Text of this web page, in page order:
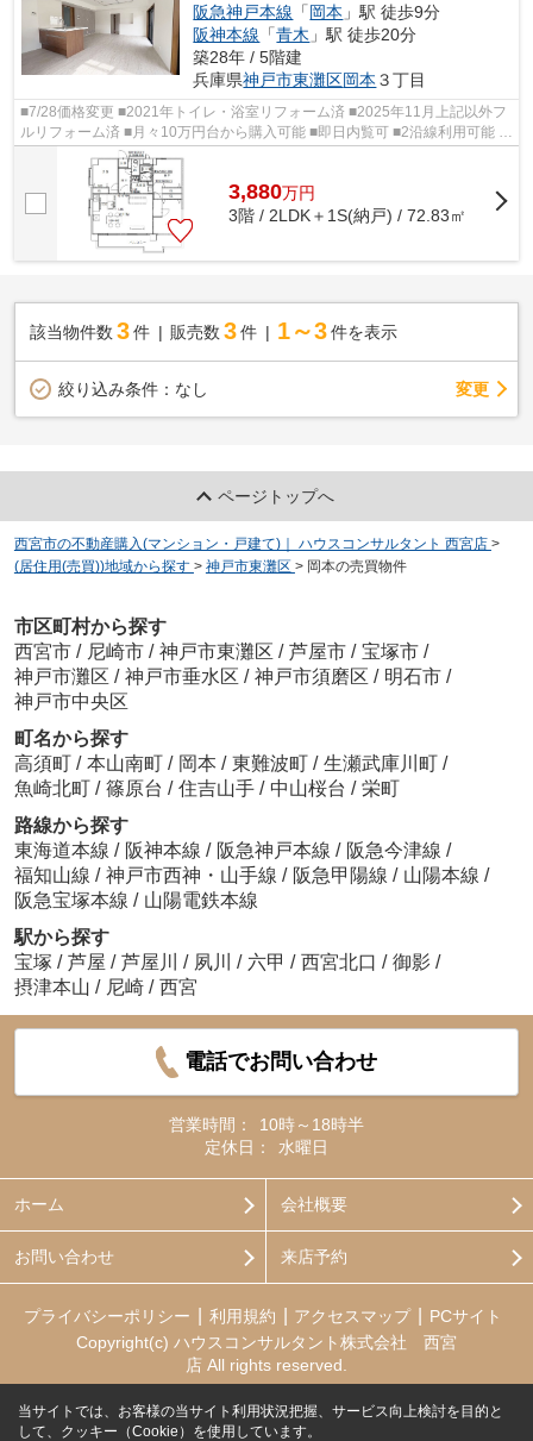
阪急神戸本線 「岡本 」駅 徒歩9分
阪神本線 「青木 」駅 徒歩20分
築28年 / 5階建
兵庫県神戸市東灘区岡本 ３丁目
■7/28価格変更 ■2021年トイレ・浴室リフォーム済 ■2025年11月上記以外フ
ルリフォーム済 ■月々10万円台から購入可能 ■即日内覧可 ■2沿線利用可能 ■
角住戸、バルコニー南東向き、陽当...
3,880万円
3階 / 2LDK＋1S(納戸) / 72.83㎡
該当物件数 3件 販売数 3 件 1～3 件を表示
絞り込み条件： なし 変更
ページトップへ
西宮市の不動産購入(マンション・戸建て)｜ ハウスコンサルタント 西宮店 >
(居住用(売買))地域から探す > 神戸市東灘区 > 岡本の売買物件
市区町村から探す
西宮市 / 尼崎市 / 神戸市東灘区 / 芦屋市 / 宝塚市 /
神戸市灘区 / 神戸市垂水区 / 神戸市須磨区 / 明石市 /
神戸市中央区
町名から探す
高須町 / 本山南町 / 岡本 / 東難波町 / 生瀬武庫川町 /
魚崎北町 / 篠原台 / 住吉山手 / 中山桜台 / 栄町
路線から探す
東海道本線 / 阪神本線 / 阪急神戸本線 / 阪急今津線 /
福知山線 / 神戸市西神・山手線 / 阪急甲陽線 / 山陽本線 /
阪急宝塚本線 / 山陽電鉄本線
駅から探す
宝塚 / 芦屋 / 芦屋川 / 夙川 / 六甲 / 西宮北口 / 御影 /
摂津本山 / 尼崎 / 西宮
電話でお問い合わせ
営業時間：
10時～18時半
定休日：
水曜日
ホーム 会社概要
お問い合わせ 来店予約
プライバシーポリシー 利用規約 アクセスマップ
PCサイト
Copyright(c) ハウスコンサルタント株式会社 西宮
店 All rights reserved.
当サイトでは、お客様の当サイト利用状況把握、サービス向上検討を目的と
して、クッキー（Cookie）を使用しています。